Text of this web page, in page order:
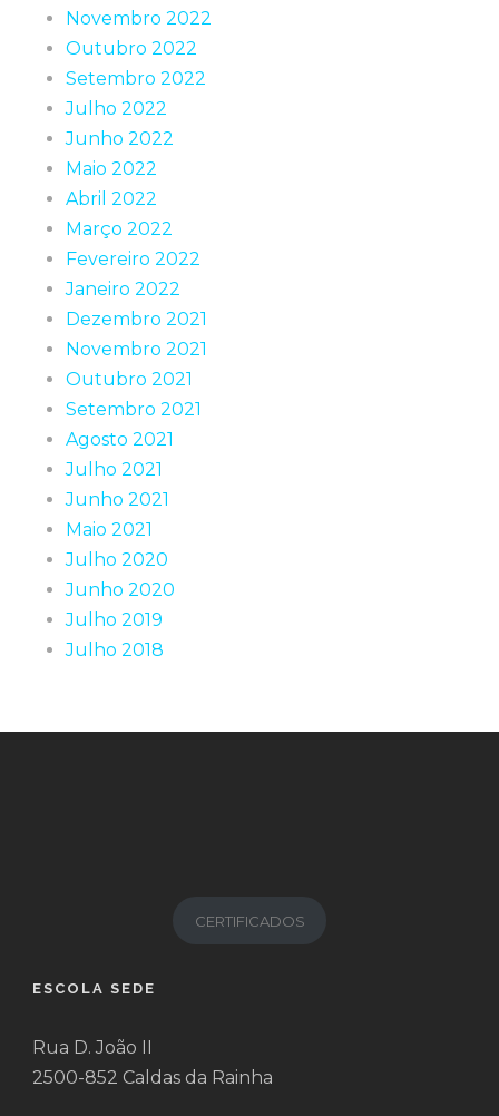
Novembro 2022
Outubro 2022
Setembro 2022
Julho 2022
Junho 2022
Maio 2022
Abril 2022
Março 2022
Fevereiro 2022
Janeiro 2022
Dezembro 2021
Novembro 2021
Outubro 2021
Setembro 2021
Agosto 2021
Julho 2021
Junho 2021
Maio 2021
Julho 2020
Junho 2020
Julho 2019
Julho 2018
CERTIFICADOS
ESCOLA SEDE
Rua D. João II
2500-852 Caldas da Rainha